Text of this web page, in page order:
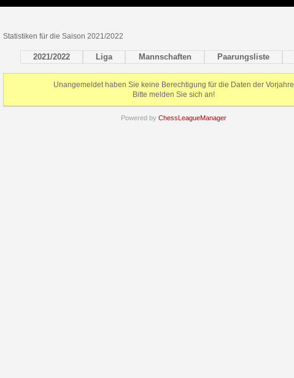
Statistiken für die Saison 2021/2022
2021/2022 Liga Mannschaften Paarungsliste
Unangemeldet haben Sie keine Berechtigung für die Daten der Vorjahre
Bitte melden Sie sich an!
Powered by ChessLeagueManager